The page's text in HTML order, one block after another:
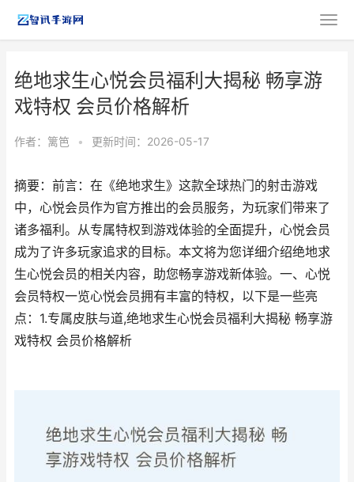
绝地求生心悦会员福利大揭秘 畅享游
戏特权 会员价格解析
作者： 篱笆 • 更新时间：2026-05-17
摘要：前言：在《绝地求生》这款全球热门的射击游戏
中，心悦会员作为官方推出的会员服务，为玩家们带来了
诸多福利。从专属特权到游戏体验的全面提升，心悦会员
成为了许多玩家追求的目标。本文将为您详细介绍绝地求
生心悦会员的相关内容，助您畅享游戏新体验。一、心悦
会员特权一览心悦会员拥有丰富的特权，以下是一些亮
点：1.专属皮肤与道,绝地求生心悦会员福利大揭秘 畅享游
戏特权 会员价格解析